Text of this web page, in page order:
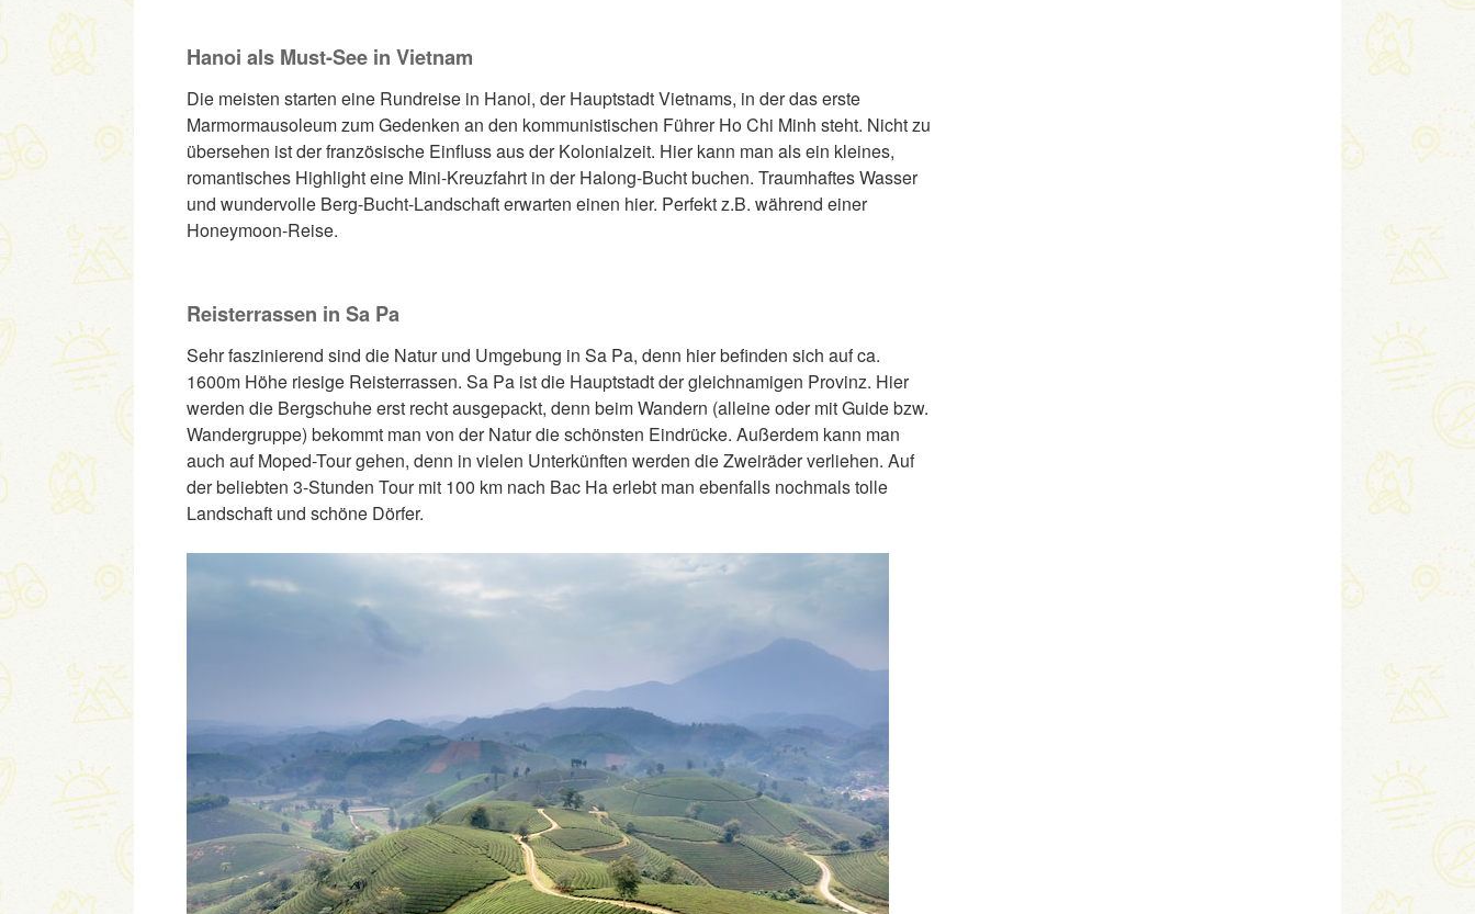
Hanoi als Must-See in Vietnam
Die meisten starten eine Rundreise in Hanoi, der Hauptstadt Vietnams, in der das erste
Marmormausoleum zum Gedenken an den kommunistischen Führer Ho Chi Minh steht. Nicht zu
übersehen ist der französische Einfluss aus der Kolonialzeit. Hier kann man als ein kleines,
romantisches Highlight eine Mini-Kreuzfahrt in der Halong-Bucht buchen. Traumhaftes Wasser
und wundervolle Berg-Bucht-Landschaft erwarten einen hier. Perfekt z.B. während einer
Honeymoon-Reise.
Reisterrassen in Sa Pa
Sehr faszinierend sind die Natur und Umgebung in Sa Pa, denn hier befinden sich auf ca.
1600m Höhe riesige Reisterrassen. Sa Pa ist die Hauptstadt der gleichnamigen Provinz. Hier
werden die Bergschuhe erst recht ausgepackt, denn beim Wandern (alleine oder mit Guide bzw.
Wandergruppe) bekommt man von der Natur die schönsten Eindrücke. Außerdem kann man
auch auf Moped-Tour gehen, denn in vielen Unterkünften werden die Zweiräder verliehen. Auf
der beliebten 3-Stunden Tour mit 100 km nach Bac Ha erlebt man ebenfalls nochmals tolle
Landschaft und schöne Dörfer.